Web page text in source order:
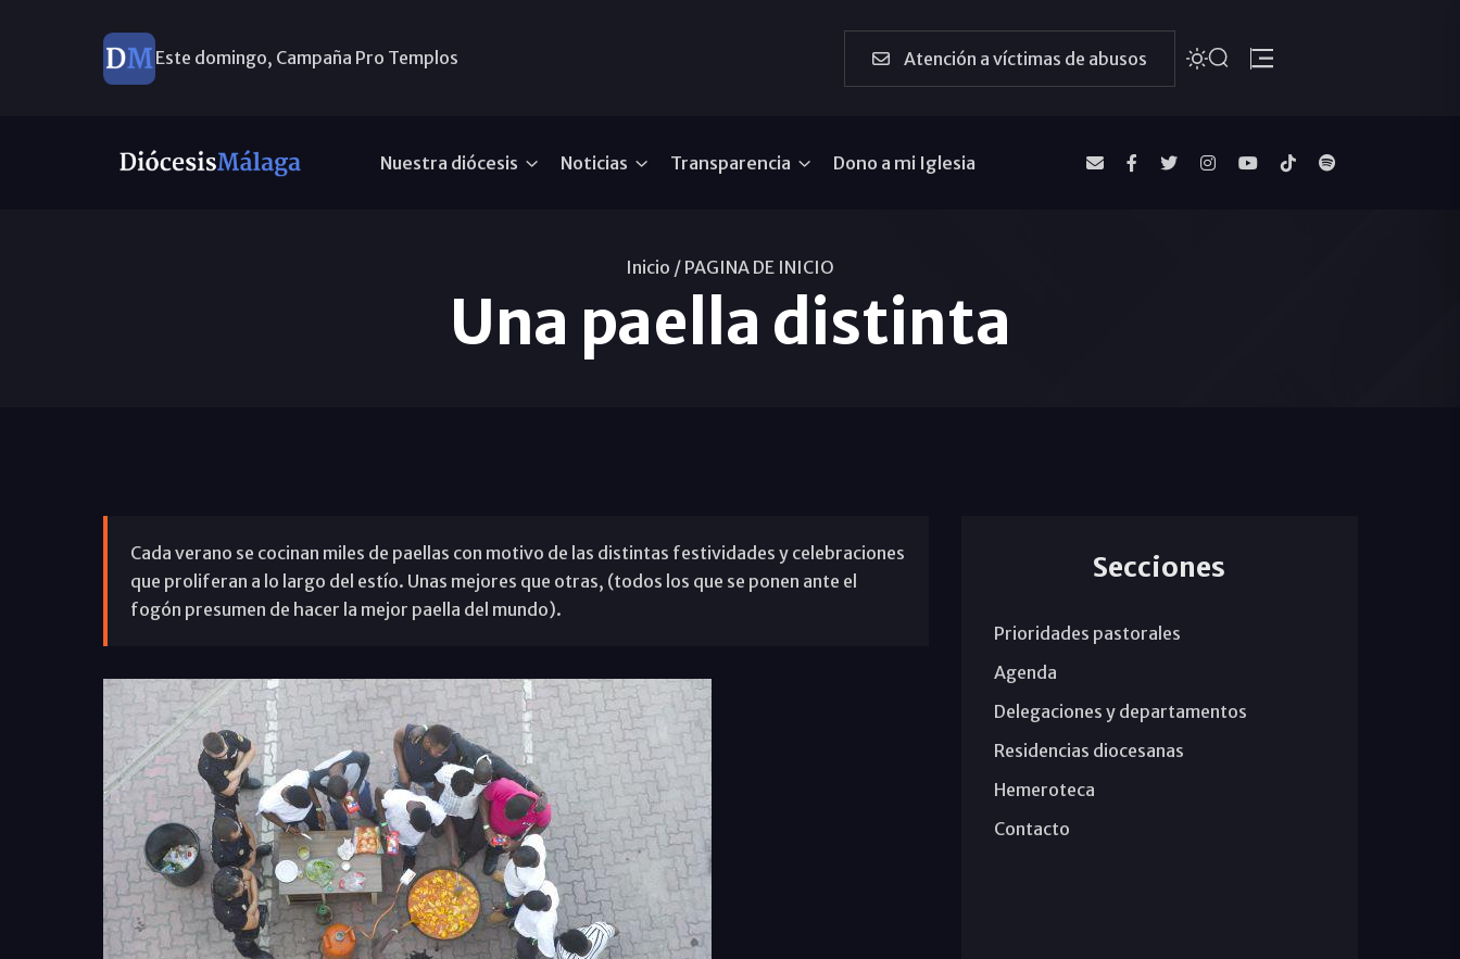
Este domingo, Campaña Pro Templos Atención a víctimas de abusos
Nuestra diócesis Noticias Transparencia Dono a mi Iglesia
Inicio / PAGINA DE INICIO
Una paella distinta
Cada verano se cocinan miles de paellas con motivo de las distintas festividades y celebraciones
que proliferan a lo largo del estío. Unas mejores que otras, (todos los que se ponen ante el
fogón presumen de hacer la mejor paella del mundo).
Secciones
Prioridades pastorales
Agenda
Delegaciones y departamentos
Residencias diocesanas
Hemeroteca
Contacto